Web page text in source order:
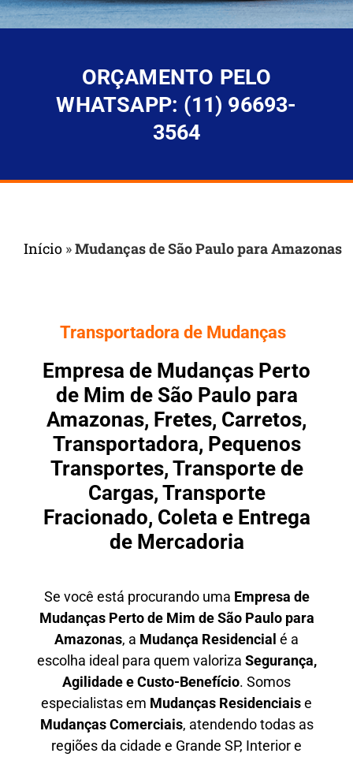
ORÇAMENTO PELO
WHATSAPP: (11) 96693-
3564
Início »Mudanças de São Paulo para Amazonas
Transportadora de Mudanças
Empresa de Mudanças Perto
de Mim de São Paulo para
Amazonas, Fretes, Carretos,
Transportadora, Pequenos
Transportes, Transporte de
Cargas, Transporte
Fracionado, Coleta e Entrega
de Mercadoria
Se você está procurando uma Empresa de
Mudanças Perto de Mim de São Paulo para
Amazonas, a Mudança Residencial é a
escolha ideal para quem valoriza Segurança,
Agilidade e Custo-Benefício. Somos
especialistas em Mudanças Residenciaise
Mudanças Comerciais, atendendo todas as
regiões da cidade e Grande SP, Interior e